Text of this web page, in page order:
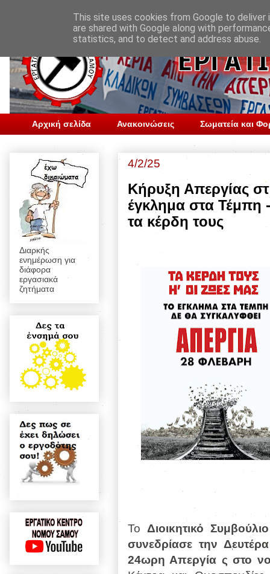
Αρχική σελίδα Ανακοινώσεις Σωματεία και
4/2/25
Κήρυξη Απεργίας
έγκλημα στα Τέμπη
τα κέρδη τους
ΤοΔιοικητικό
συνεδρίασε την
24ωρη Απεργία ς στο
Διαρκής
ενημέρωση για
διάφορα
εργασιακά
ζητήματα
This site uses cookies from Google to
are shared with Google along with
statistics, and to detect and address abuse.